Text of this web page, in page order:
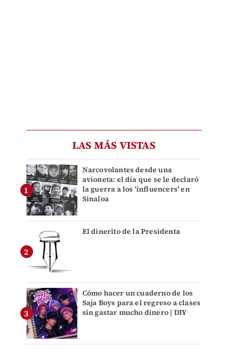
LAS MÁS VISTAS
Narcovolantes desde una
avioneta: el día que se le declaró
la guerra a los 'influencers' en
Sinaloa
El dinerito de la Presidenta
Cómo hacer un cuaderno de los
Saja Boys para el regreso a clases
sin gastar mucho dinero | DIY